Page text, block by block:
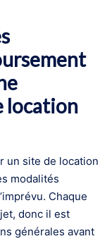
location
un site de location
modalités
Chaque
donc il est
générales avant